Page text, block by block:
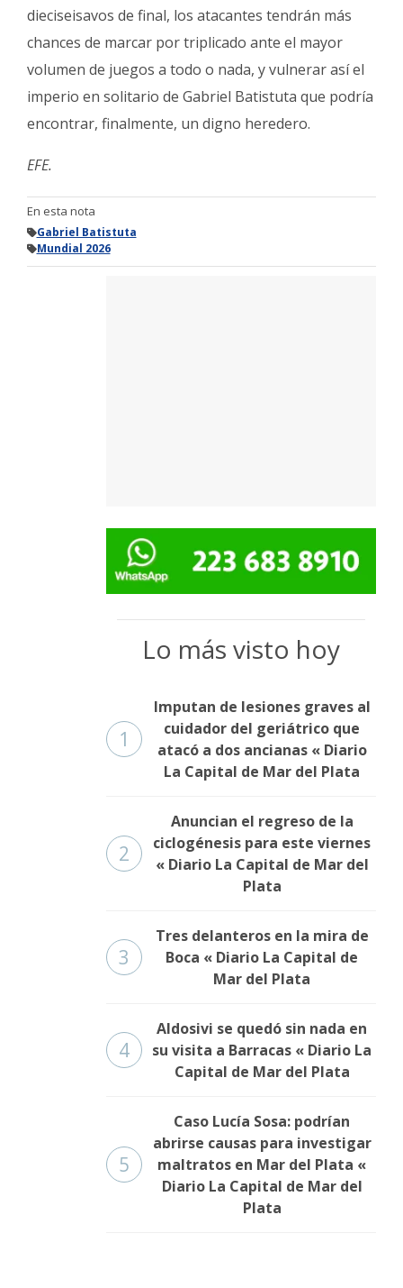
dieciseisavos de final, los atacantes tendrán más
chances de marcar por triplicado ante el mayor
volumen de juegos a todo o nada, y vulnerar así el
imperio en solitario de Gabriel Batistuta que podría
encontrar, finalmente, un digno heredero.
EFE.
En esta nota
Gabriel Batistuta
Mundial 2026
Lo más visto hoy
1
Imputan de lesiones graves al
cuidador del geriátrico que
atacó a dos ancianas « Diario
La Capital de Mar del Plata
2
Anuncian el regreso de la
ciclogénesis para este viernes
« Diario La Capital de Mar del
Plata
3
Tres delanteros en la mira de
Boca « Diario La Capital de
Mar del Plata
4
Aldosivi se quedó sin nada en
su visita a Barracas « Diario La
Capital de Mar del Plata
5
Caso Lucía Sosa: podrían
abrirse causas para investigar
maltratos en Mar del Plata «
Diario La Capital de Mar del
Plata